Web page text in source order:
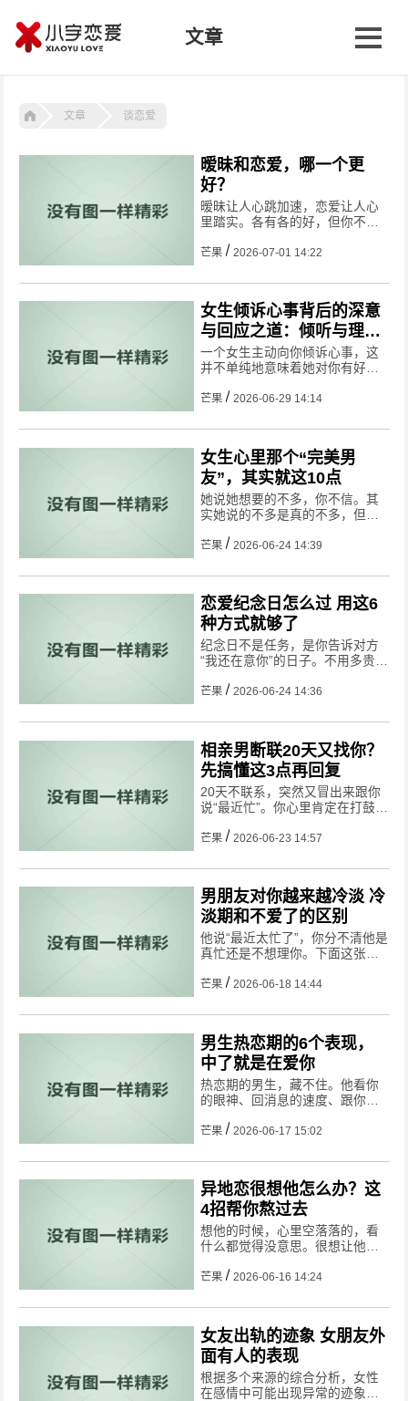
文章
文章 谈恋爱
暧昧和恋爱，哪一个更
好？
暧昧让人心跳加速，恋爱让人心
里踏实。各有各的好，但你不能
里总怀念暧昧。
芒果 2026-07-01 14:22
女生倾诉心事背后的深意
与回应之道：倾听与理
解，展现关怀与支持
一个女生主动向你倾诉心事，这
并不单纯地意味着她对你有好
你希望将这份信任转化为好感，
真学习了。
芒果 2026-06-29 14:14
女生心里那个“完美男
友”，其实就这10点
她说她想要的不多，你不信。其
实她说的不多是真的不多，但每
点，做到一半她就已经觉得很好
芒果 2026-06-24 14:39
恋爱纪念日怎么过 用这6
种方式就够了
纪念日不是任务，是你告诉对方
“我还在意你”的日子。不用多贵，
个适合你们的。
芒果 2026-06-24 14:36
相亲男断联20天又找你？
先搞懂这3点再回复
​20天不联系，突然又冒出来跟你
说“最近忙”。你心里肯定在打鼓：
你看清他的真实想法。
芒果 2026-06-23 14:57
男朋友对你越来越冷淡 冷
淡期和不爱了的区别
他说“最近太忙了”，你分不清他是
真忙还是不想理你。下面这张对
时的冷淡”还是“已经不爱了”。
芒果 2026-06-18 14:44
男生热恋期的6个表现，
中了就是在爱你
​热恋期的男生，藏不住。他看你
的眼神、回消息的速度、跟你说
底沦陷了。
芒果 2026-06-17 15:02
异地恋很想他怎么办？这
4招帮你熬过去
​想他的时候，心里空落落的，看
什么都觉得没意思。很想让他马
那，你只能自己想办法。这4招，
芒果 2026-06-16 14:24
女友出轨的迹象 女朋友外
面有人的表现
根据多个来源的综合分析，女性
在感情中可能出现异常的迹象主